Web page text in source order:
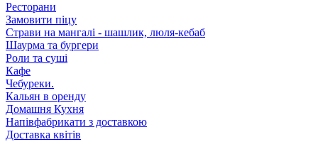
Ресторани
Замовити піцу
Страви на мангалі - шашлик, люля-кебаб
Шаурма та бургери
Роли та суші
Кафе
Чебуреки.
Кальян в оренду
Домашня Кухня
Напівфабрикати з доставкою
Доставка квітів